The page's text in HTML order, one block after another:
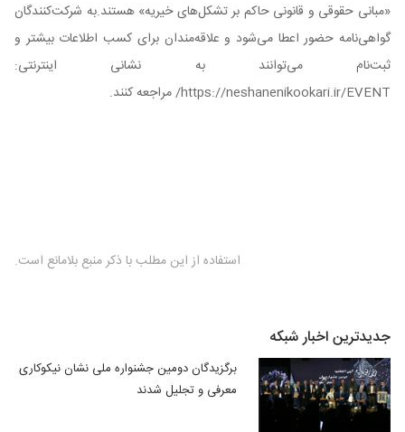
«مبانی حقوقی و قانونی حاکم بر تشکل‌های خیریه» هستند.به شرکت‌کنندگان
گواهی‌نامه حضور اعطا می‌شود و علاقه‌مندان برای کسب اطلاعات بیشتر و
ثبت‌نام می‌توانند به نشانی اینترنتی:
https://neshanenikookari.ir/EVENT/ مراجعه کنند.
استفاده از این مطلب با ذکر منبع بلامانع است.
جدیدترین اخبار شبکه
برگزیدگان دومین جشنواره ملی نشان نیکوکاری
معرفی و تجلیل شدند